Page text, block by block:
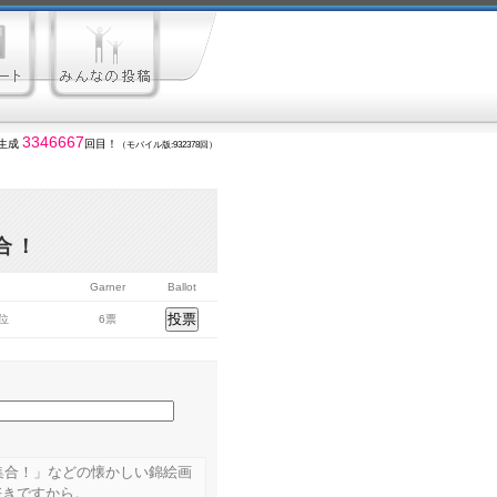
成 3346667 回目！ （モバイル版:932378回）
！
Garner Ballot
6票
！」などの懐かしい錦絵画
ですから。